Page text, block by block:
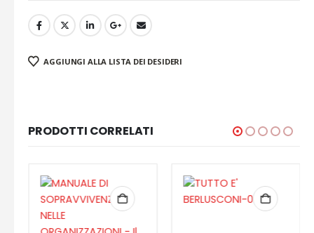
AGGIUNGI ALLA LISTA DEI DESIDERI
PRODOTTI CORRELATI